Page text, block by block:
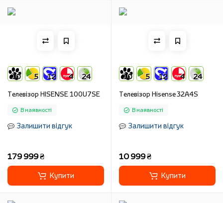
10 5 12 4 24
Телевізор HISENSE 100U7SE
В наявності
Залишити відгук
179 999 ₴
Купити
10 5 12 4 24
Телевізор Hisense 32A4S
В наявності
Залишити відгук
10 999 ₴
Купити